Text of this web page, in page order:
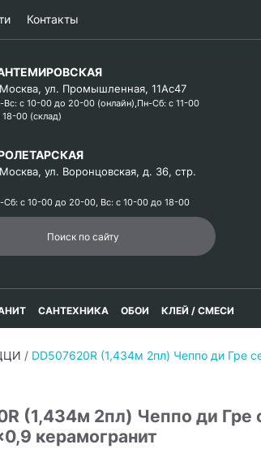
Контакты
Москва, ул. Промышленная, 11Ас47
Вс: с 10-00 до 20-00 (онлайн),Пн-Сб: с 11-00
00 (склад)
ул. Воронцовская, д. 36, стр.
Сб: с 10-00 до 20-00, Вс: с 10-00 до 18-00
САНТЕХНИКА ОБОИ КЛЕЙ / СМЕСИ
/ DD507620R (1,434м 2пл) Чеппо ди Гре
(1,434м 2пл) Чеппо ди
керамогранит